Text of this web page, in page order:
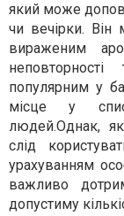
який може
чи вечірки.
вираженим
популярним у
місце у
людей.Однак,
слід
урахуванням
важливо
допустиму